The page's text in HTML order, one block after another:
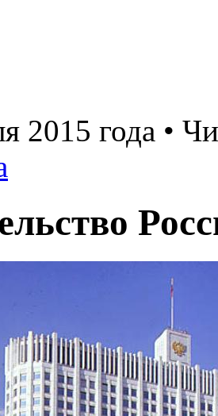
2015 года •